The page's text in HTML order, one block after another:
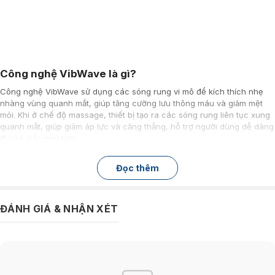
Công nghệ VibWave là gì?
Công nghệ VibWave sử dụng các sóng rung vi mô để kích thích nhẹ
nhàng vùng quanh mắt, giúp tăng cường lưu thông máu và giảm mệt
mỏi. Khi ở chế độ massage, thiết bị tạo ra các sóng rung liên tục xung
quanh mắt, giúp giảm áp lực và căng thẳng, hỗ trợ người dùng dễ dàng
Lợi ích của công nghệ VibWave
Giảm mệt mỏi và căng thẳng vùng mắt
sau thời gian dài làm việc hoặc học tập.
Đọc thêm
ĐÁNH GIÁ & NHẬN XÉT